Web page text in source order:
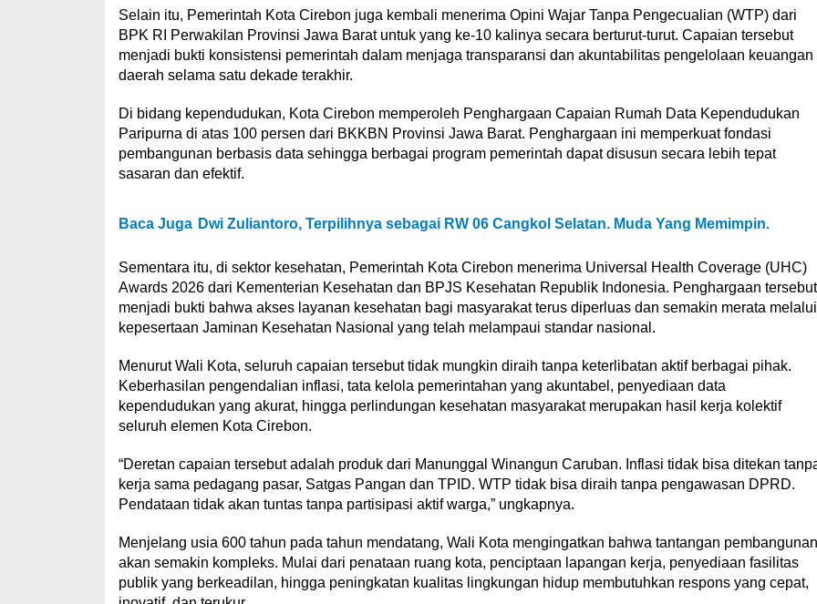
Selain itu, Pemerintah Kota Cirebon juga kembali menerima Opini Wajar Tanpa Pengecualian (WTP) dari
BPK RI Perwakilan Provinsi Jawa Barat untuk yang ke-10 kalinya secara berturut-turut. Capaian tersebut
menjadi bukti konsistensi pemerintah dalam menjaga transparansi dan akuntabilitas pengelolaan keuangan
daerah selama satu dekade terakhir.
Di bidang kependudukan, Kota Cirebon memperoleh Penghargaan Capaian Rumah Data Kependudukan
Paripurna di atas 100 persen dari BKKBN Provinsi Jawa Barat. Penghargaan ini memperkuat fondasi
pembangunan berbasis data sehingga berbagai program pemerintah dapat disusun secara lebih tepat
sasaran dan efektif.
Baca Juga Dwi Zuliantoro, Terpilihnya sebagai RW 06 Cangkol Selatan. Muda Yang Memimpin.
Sementara itu, di sektor kesehatan, Pemerintah Kota Cirebon menerima Universal Health Coverage (UHC)
Awards 2026 dari Kementerian Kesehatan dan BPJS Kesehatan Republik Indonesia. Penghargaan tersebut
menjadi bukti bahwa akses layanan kesehatan bagi masyarakat terus diperluas dan semakin merata melalui
kepesertaan Jaminan Kesehatan Nasional yang telah melampaui standar nasional.
Menurut Wali Kota, seluruh capaian tersebut tidak mungkin diraih tanpa keterlibatan aktif berbagai pihak.
Keberhasilan pengendalian inflasi, tata kelola pemerintahan yang akuntabel, penyediaan data
kependudukan yang akurat, hingga perlindungan kesehatan masyarakat merupakan hasil kerja kolektif
seluruh elemen Kota Cirebon.
“Deretan capaian tersebut adalah produk dari Manunggal Winangun Caruban. Inflasi tidak bisa ditekan
kerja sama pedagang pasar, Satgas Pangan dan TPID. WTP tidak bisa diraih tanpa pengawasan DPRD.
Pendataan tidak akan tuntas tanpa partisipasi aktif warga,” ungkapnya.
Menjelang usia 600 tahun pada tahun mendatang, Wali Kota mengingatkan bahwa tantangan pembangunan
akan semakin kompleks. Mulai dari penataan ruang kota, penciptaan lapangan kerja, penyediaan fasilitas
publik yang berkeadilan, hingga peningkatan kualitas lingkungan hidup membutuhkan respons yang cepat,